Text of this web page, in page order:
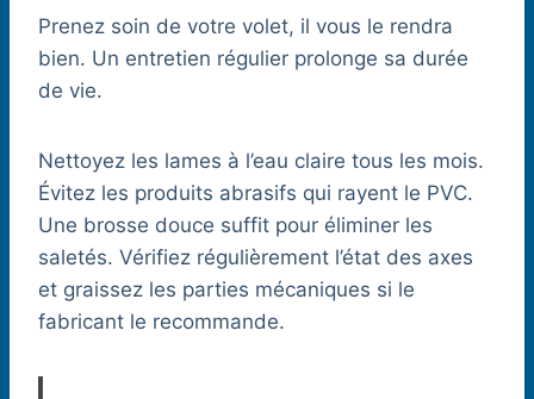
Prenez soin de votre volet, il vous le rendra
bien. Un entretien régulier prolonge sa durée
de vie.
Nettoyez les lames à l’eau claire tous les mois.
Évitez les produits abrasifs qui rayent le PVC.
Une brosse douce suffit pour éliminer les
saletés. Vérifiez régulièrement l’état des axes
et graissez les parties mécaniques si le
fabricant le recommande.